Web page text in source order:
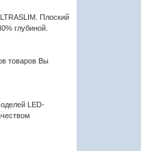
Плоский
глубиной.
товаров Вы
LED-